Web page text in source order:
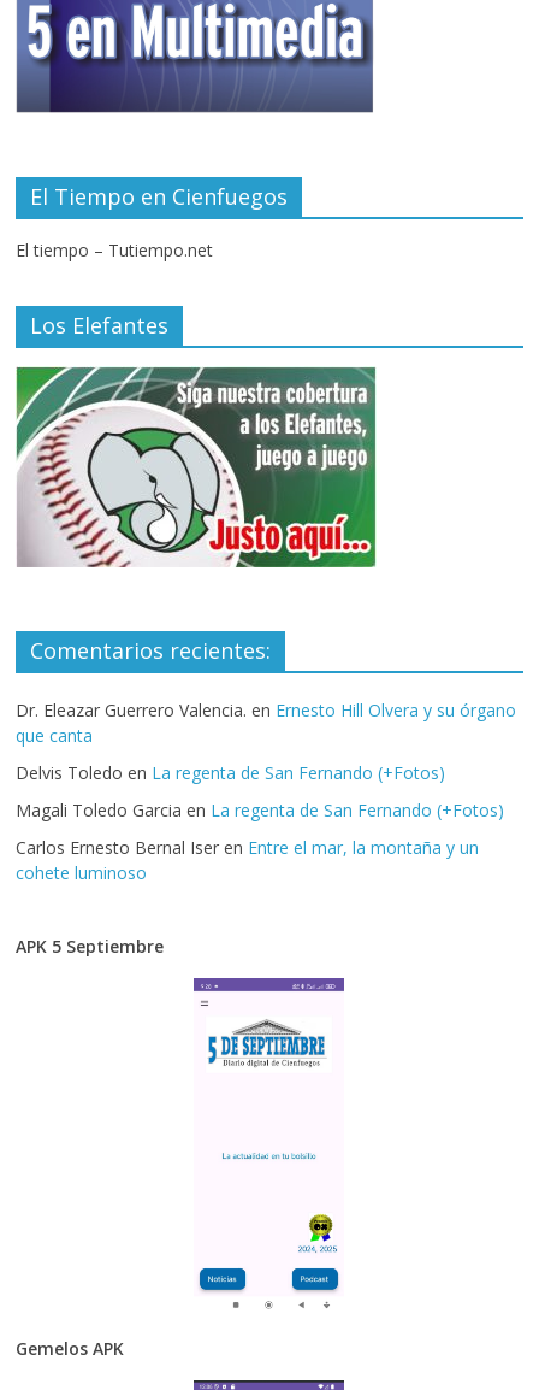
El Tiempo en Cienfuegos
El tiempo – Tutiempo.net
Los Elefantes
Comentarios recientes:
Dr. Eleazar Guerrero Valencia. en Ernesto Hill Olvera y su órgano
que canta
Delvis Toledo en La regenta de San Fernando (+Fotos)
Magali Toledo Garcia en La regenta de San Fernando (+Fotos)
Carlos Ernesto Bernal Iser en Entre el mar, la montaña y un
cohete luminoso
APK 5 Septiembre
Gemelos APK